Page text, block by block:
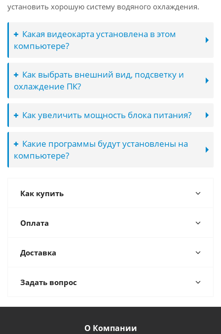
установить хорошую систему водяного охлаждения.
Какая видеокарта установлена в этом
компьютере?
Как выбрать внешний вид, подсветку и
охлаждение ПК?
Как увеличить мощность блока питания?
Какие программы будут установлены на
компьютере?
Как купить
Оплата
Доставка
Задать вопрос
О Компании